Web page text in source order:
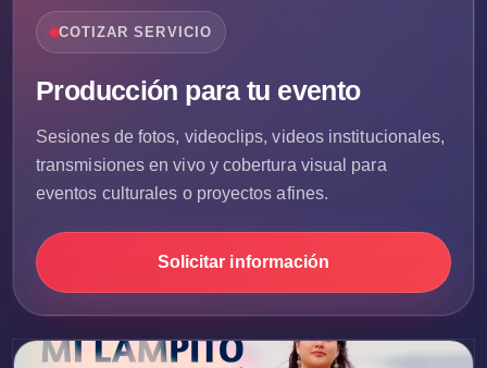
COTIZAR SERVICIO
Producción para tu evento
Sesiones de fotos, videoclips, videos institucionales,
transmisiones en vivo y cobertura visual para
eventos culturales o proyectos afines.
Solicitar información